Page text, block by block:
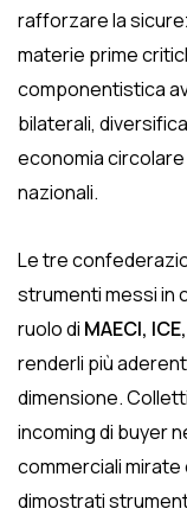
rafforzare la
materie prime
componentistica
bilaterali,
economia
nazionali.
Le tre
strumenti messi in
ruolo di MAECI,
renderli più
dimensione.
incoming di buyer
commerciali
dimostrati